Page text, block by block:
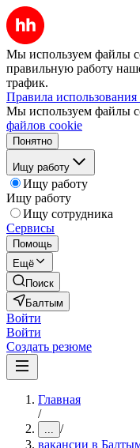
Мы используем файлы
правильную работу
трафик.
Правила
Мы используем файлы
файлов cookie
Понятно
Ищу работу
Ищу работу
Ищу работу
Ищу сотрудника
Сервисы
Помощь
Ещё
Поиск
Балтым
Войти
Войти
Создать резюме
Главная
/
... /
вакансии в